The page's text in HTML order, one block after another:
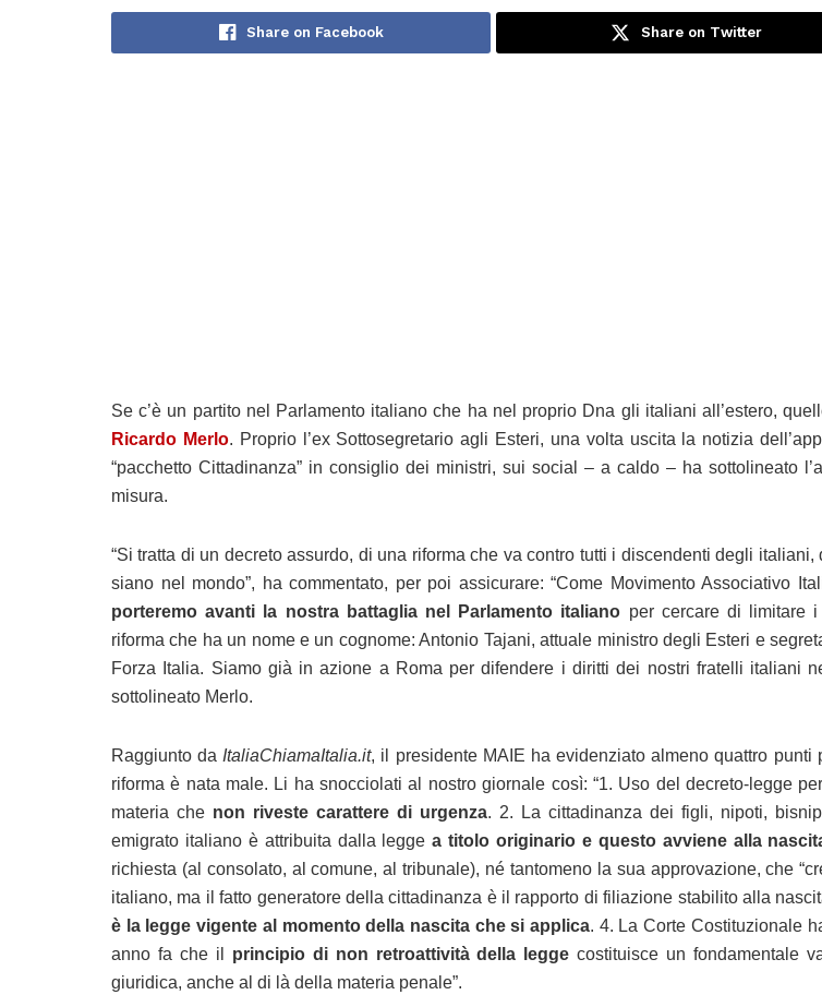
Share on Facebook Share on Twitter
Se c’è un partito nel Parlamento italiano che ha nel proprio Dna gli italiani all’estero,
Ricardo Merlo. Proprio l’ex Sottosegretario agli Esteri, una volta uscita la notizia
“pacchetto Cittadinanza” in consiglio dei ministri, sui social – a caldo – ha sottolineato
misura.
“Si tratta di un decreto assurdo, di una riforma che va contro tutti i discendenti degli italiani,
siano nel mondo”, ha commentato, per poi assicurare: “Come Movimento Associativo
porteremo avanti la nostra battaglia nel Parlamento italiano per cercare di limitare
riforma che ha un nome e un cognome: Antonio Tajani, attuale ministro degli Esteri e
Forza Italia. Siamo già in azione a Roma per difendere i diritti dei nostri fratelli italiani
sottolineato Merlo.
Raggiunto da ItaliaChiamaItalia.it, il presidente MAIE ha evidenziato almeno quattro punti
riforma è nata male. Li ha snocciolati al nostro giornale così: “1. Uso del decreto-legge
materia che non riveste carattere di urgenza. 2. La cittadinanza dei figli, nipoti,
emigrato italiano è attribuita dalla legge a titolo originario e questo avviene alla
richiesta (al consolato, al comune, al tribunale), né tantomeno la sua approvazione, che
italiano, ma il fatto generatore della cittadinanza è il rapporto di filiazione stabilito alla
è la legge vigente al momento della nascita che si applica. 4. La Corte Costituzionale
anno fa che il
principio di non retroattività della legge costituisce un fondamentale
giuridica, anche al di là della materia penale”.